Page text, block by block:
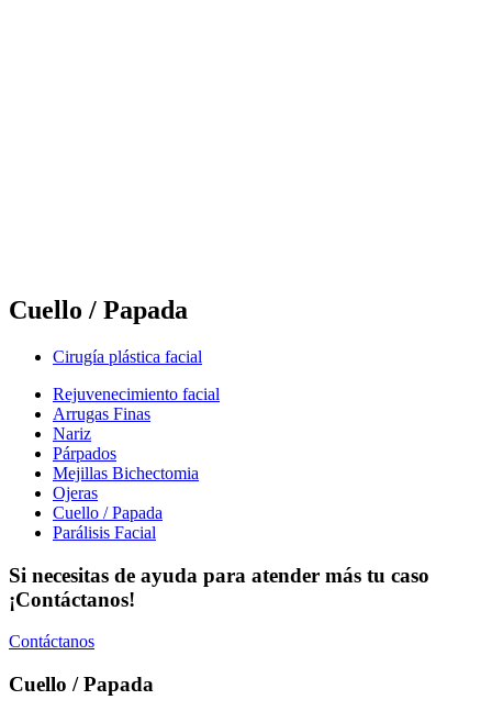
Cuello / Papada
Cirugía plástica facial
Rejuvenecimiento facial
Arrugas Finas
Nariz
Párpados
Mejillas Bichectomia
Ojeras
Cuello / Papada
Parálisis Facial
Si necesitas de ayuda para atender más tu caso
¡Contáctanos!
Contáctanos
Cuello / Papada